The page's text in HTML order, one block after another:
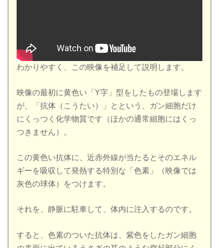
わかりやすく、この映像を補足して説明します。
映像の最初に黄色い「Y字」型をしたもの登場します
が、「抗体（こうたい）」とという、ガン細胞だけ
にくっつく化学物質です（ほかの通常細胞にはくっ
つきません）。
この黄色い抗体に、近赤外線が当たるとそのエネル
ギーを吸収して発熱する特別な「色素」（映像では
灰色の球体）をつけます。
それを、静脈に駐車して、体内に注入するのです。
すると、色素のついた抗体は、紫色をしたガン細胞